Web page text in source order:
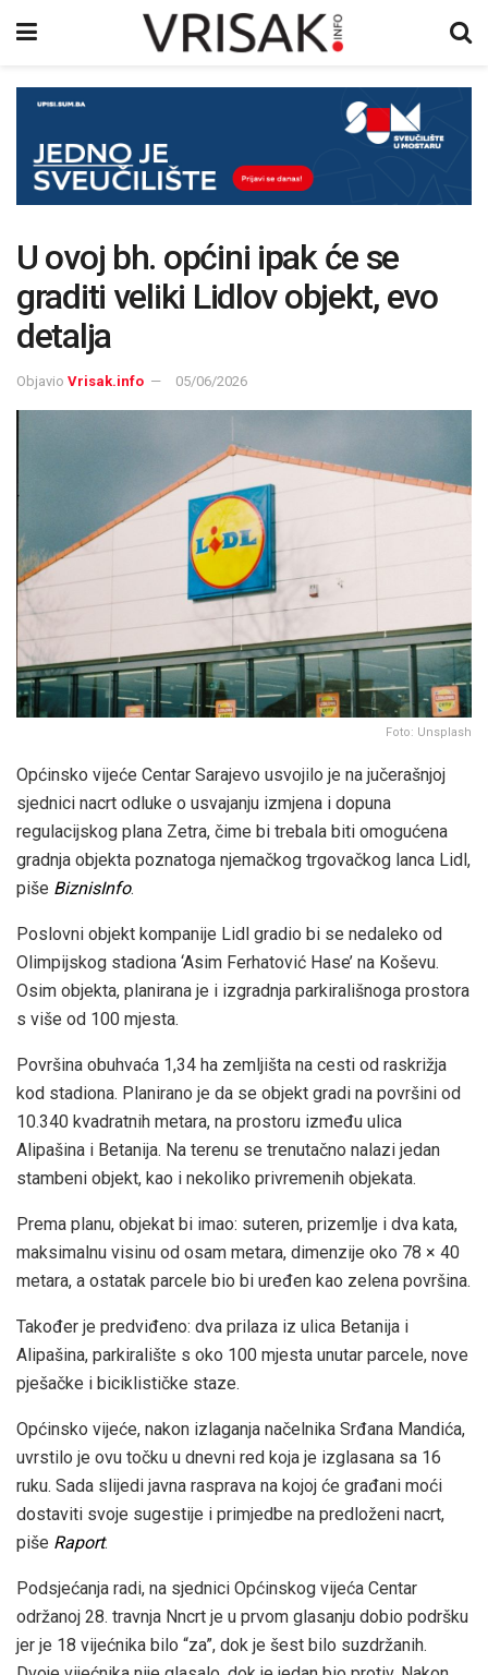
U ovoj bh. općini ipak će se
graditi veliki Lidlov objekt, evo
detalja
Objavio Vrisak.info 05/06/2026
Foto: Unsplash
Općinsko vijeće Centar Sarajevo usvojilo je na jučerašnjoj
sjednici nacrt odluke o usvajanju izmjena i dopuna
regulacijskog plana Zetra, čime bi trebala biti omogućena
gradnja objekta poznatoga njemačkog trgovačkog lanca Lidl,
piše BiznisInfo.
Poslovni objekt kompanije Lidl gradio bi se nedaleko od
Olimpijskog stadiona ‘Asim Ferhatović Hase’ na Koševu.
Osim objekta, planirana je i izgradnja parkirališnoga prostora
s više od 100 mjesta.
Površina obuhvaća 1,34 ha zemljišta na cesti od raskrižja
kod stadiona. Planirano je da se objekt gradi na površini od
10.340 kvadratnih metara, na prostoru između ulica
Alipašina i Betanija. Na terenu se trenutačno nalazi jedan
stambeni objekt, kao i nekoliko privremenih objekata.
Prema planu, objekat bi imao: suteren, prizemlje i dva kata,
maksimalnu visinu od osam metara, dimenzije oko 78 × 40
metara, a ostatak parcele bio bi uređen kao zelena površina.
Također je predviđeno: dva prilaza iz ulica Betanija i
Alipašina, parkiralište s oko 100 mjesta unutar parcele, nove
pješačke i biciklističke staze.
Općinsko vijeće, nakon izlaganja načelnika Srđana Mandića,
uvrstilo je ovu točku u dnevni red koja je izglasana sa 16
ruku. Sada slijedi javna rasprava na kojoj će građani moći
dostaviti svoje sugestije i primjedbe na predloženi nacrt,
piše Raport.
Podsjećanja radi, na sjednici Općinskog vijeća Centar
održanoj 28. travnja Nncrt je u prvom glasanju dobio podršku
jer je 18 vijećnika bilo “za”, dok je šest bilo suzdržanih.